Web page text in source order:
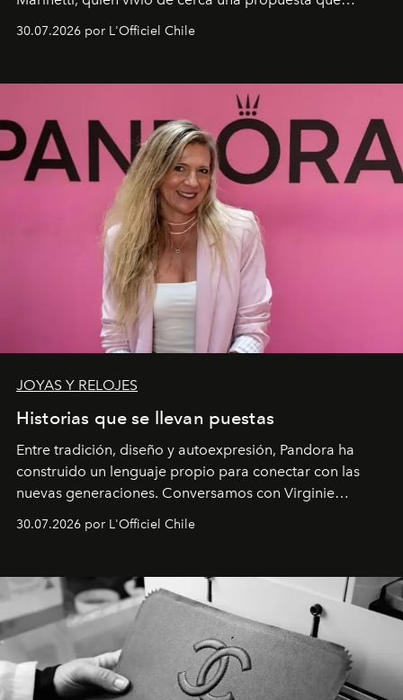
fusiona moda y rendimiento.
30.07.2026 por L'Officiel Chile
JOYAS Y RELOJES
Historias que se llevan puestas
Entre tradición, diseño y autoexpresión, Pandora ha
construido un lenguaje propio para conectar con las
nuevas generaciones. Conversamos con Virginie
Dubray, la responsable de marketing para
Latinoamérica, sobre identidad, cultura y el valor
30.07.2026 por L'Officiel Chile